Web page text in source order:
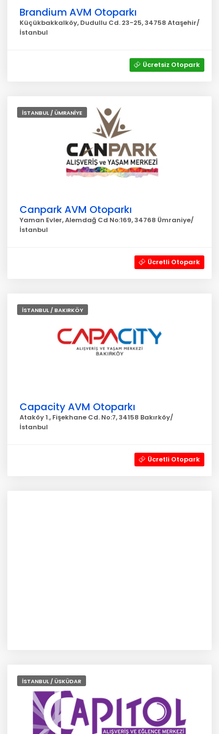
Brandium AVM Otoparkı
Küçükbakkalköy, Dudullu Cd. 23-25, 34758 Ataşehir/
İstanbul
Ücretsiz Otopark
İSTANBUL / ÜMRANİYE
Canpark AVM Otoparkı
Yaman Evler, Alemdağ Cd No:169, 34768 Ümraniye/
İstanbul
Ücretli Otopark
İSTANBUL / BAKIRKÖY
Capacity AVM Otoparkı
Ataköy 1., Fişekhane Cd. No:7, 34158 Bakırköy/
İstanbul
Ücretli Otopark
İSTANBUL / ÜSKÜDAR